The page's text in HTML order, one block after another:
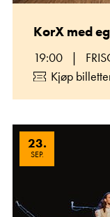
KorX med
19:00 |
Kjøp
23.
SEP.